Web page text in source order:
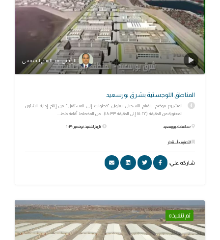
الرئيس عبد الفتاح السيسي
المناطق اللوجستية بشرق بورسعيد
المشروع موضح بالفيلم التسجيلي بعنوان "خطوات إلى المستقبل" من إنتاج إدارة الشئون
المعنوية من الدقيقة (١٨:٢٢ إلى الدقيقة ١٨:٣٣). من المخطط أقامة منط...
محافظة: بورسعيد
التصنيف: أستثمار
تاريخ التنفيذ: نوفمبر ٢٠٣٠
شاركه علي:
تم تنفيذه